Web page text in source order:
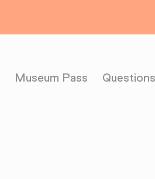
Museum Pass